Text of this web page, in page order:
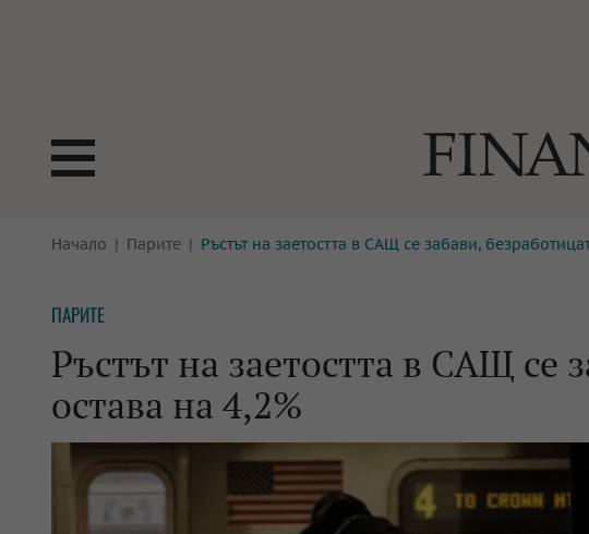
БОРСИ
КРИПТО
БАНКИ
ПАРИТЕ
ЗАСТРАХОВАНЕ
ЕНЕРГЕТИКА
ТЕХНОЛОГИИ
МРЕЖАТА
ИМОТИ
АВТОМОБИЛИ
МУЛТИМЕДИЯ
Начало Парите Ръстът на заетостта в САЩ се забави,
ПАРИТЕ
Ръстът на заетостта в САЩ се
остава на 4,2%